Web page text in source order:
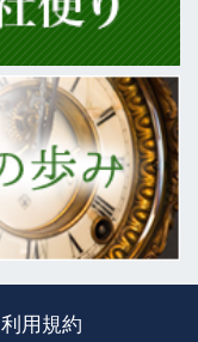
利用規約